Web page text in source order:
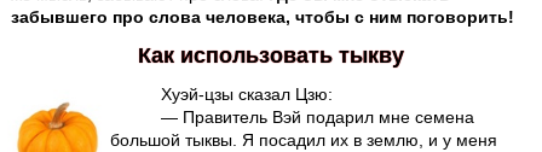
забывшего про слова человека, чтобы с ним поговорить!
Как использовать тыкву
Хуэй-цзы сказал Цзю:
— Правитель Вэй подарил мне семена
большой тыквы. Я посадил их в землю, и у меня